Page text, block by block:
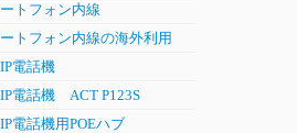
トフォン内線
トフォン内線の海外利用
電話機
電話機 ACT P123S
電話機用POEハブ